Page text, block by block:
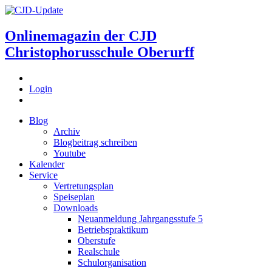
Onlinemagazin der CJD
Christophorusschule Oberurff
Login
Blog
Archiv
Blogbeitrag schreiben
Youtube
Kalender
Service
Vertretungsplan
Speiseplan
Downloads
Neuanmeldung Jahrgangsstufe 5
Betriebspraktikum
Oberstufe
Realschule
Schulorganisation